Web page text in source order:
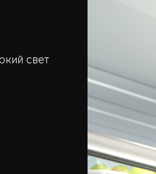
свет